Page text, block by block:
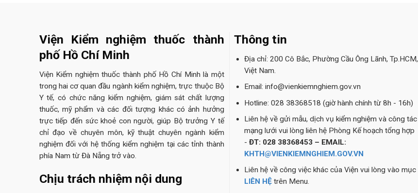
Viện Kiểm nghiệm thuốc thành
phố Hồ Chí Minh
Viện Kiểm nghiệm thuốc thành phố Hồ Chí Minh là một
trong hai cơ quan đầu ngành kiểm nghiệm, trực thuộc Bộ
Y tế, có chức năng kiểm nghiệm, giám sát chất lượng
thuốc, mỹ phẩm và các đối tượng khác có ảnh hưởng
trực tiếp đến sức khoẻ con người, giúp Bộ trưởng Y tế
chỉ đạo về chuyên môn, kỹ thuật chuyên ngành kiểm
nghiệm đối với hệ thống kiểm nghiệm tại các tỉnh thành
phía Nam từ Đà Nẵng trở vào.
Chịu trách nhiệm nội dung
Thông tin
Địa chỉ: 200 Cô Bắc, Phường Cầu Ông Lãnh, Tp.HCM,
Việt Nam.
Email: info@vienkiemnghiem.gov.vn
Hotline: 028 38368518 (giờ hành chính từ 8h - 16h)
Liên hệ về gửi mẫu, dịch vụ kiểm nghiệm và công tác
mạng lưới vui lòng liên hệ Phòng Kế hoạch tổng hợp
- ĐT: 028 38368453 – EMAIL:
KHTH@VIENKIEMNGHIEM.GOV.VN
Liên hệ về công việc khác của Viện vui lòng vào mục
LIÊN HỆtrên Menu.